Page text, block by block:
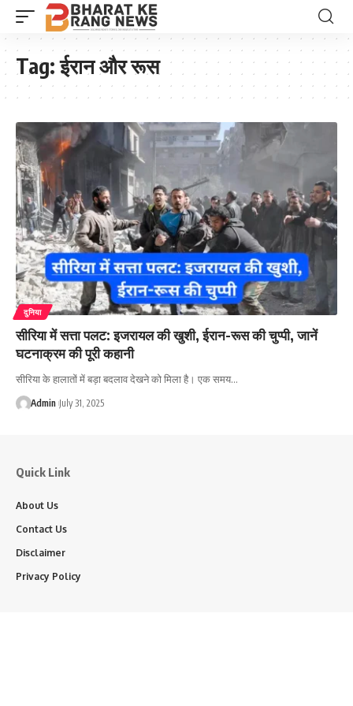
Tag:ईरान और रूस
दुनिया
सीरिया में सत्ता पलट: इजरायल की खुशी, ईरान-रूस की चुप्पी, जानें
घटनाक्रम की पूरी कहानी
सीरिया के हालातों में बड़ा बदलाव देखने को मिला है। एक समय…
Admin July 31, 2025
Quick Link
About Us
Contact Us
Disclaimer
Privacy Policy